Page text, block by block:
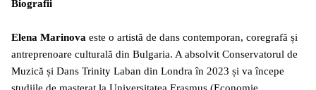
Biografii
Elena Marinova este o artistă de dans contemporan, coregrafă și
antreprenoare culturală din Bulgaria. A absolvit Conservatorul de
Muzică și Dans Trinity Laban din Londra în 2023 și va începe